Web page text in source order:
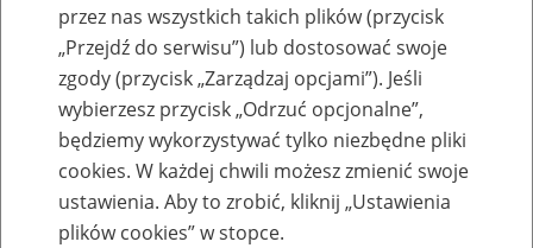
Zaproś ZUS do siebie - zakładanie profili
eZUS w siedzibie Twojej firmy
przez nas wszystkich takich plików (przycisk
„Przejdź do serwisu”) lub dostosować swoje
zgody (przycisk „Zarządzaj opcjami”). Jeśli
wybierzesz przycisk „Odrzuć opcjonalne”,
będziemy wykorzystywać tylko niezbędne pliki
cookies. W każdej chwili możesz zmienić swoje
ustawienia. Aby to zrobić, kliknij „Ustawienia
plików cookies” w stopce.